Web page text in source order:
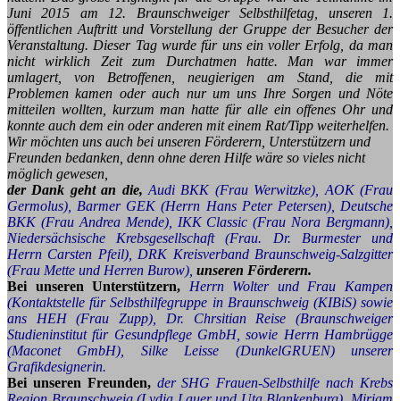
Juni 2015 am 12. Braunschweiger Selbsthilfetag, unseren 1.
öffentlichen Auftritt und Vorstellung der Gruppe der Besucher der
Veranstaltung. Dieser Tag wurde für uns ein voller Erfolg, da man
nicht wirklich Zeit zum Durchatmen hatte. Man war immer
umlagert, von Betroffenen, neugierigen am Stand, die mit
Problemen kamen oder auch nur um uns Ihre Sorgen und Nöte
mitteilen wollten, kurzum man hatte für alle ein offenes Ohr und
konnte auch dem ein oder anderen mit einem Rat/Tipp weiterhelfen.
Wir möchten uns auch bei unseren Förderern, Unterstützern und
Freunden bedanken, denn ohne deren Hilfe wäre so vieles nicht
möglich gewesen,
der Dank geht an die, Audi BKK (Frau Werwitzke), AOK (Frau
Germolus), Barmer GEK (Herrn Hans Peter Petersen), Deutsche
BKK (Frau Andrea Mende), IKK Classic (Frau Nora Bergmann),
Niedersächsische Krebsgesellschaft (Frau. Dr. Burmester und
Herrn Carsten Pfeil), DRK Kreisverband Braunschweig-Salzgitter
(Frau Mette und Herren Burow), unseren Förderern.
Bei unseren Unterstützern,
Herrn Wolter und Frau Kampen
(Kontaktstelle für Selbsthilfegruppe in Braunschweig (KIBiS) sowie
ans HEH (Frau Zupp), Dr. Chrsitian Reise (Braunschweiger
Studieninstitut für Gesundpflege GmbH, sowie Herrn Hambrügge
(Maconet GmbH), Silke Leisse (DunkelGRUEN) unserer
Grafikdesignerin.
Bei unseren Freunden, der SHG Frauen-Selbsthilfe nach Krebs